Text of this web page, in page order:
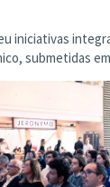
iniciativas
submetidas